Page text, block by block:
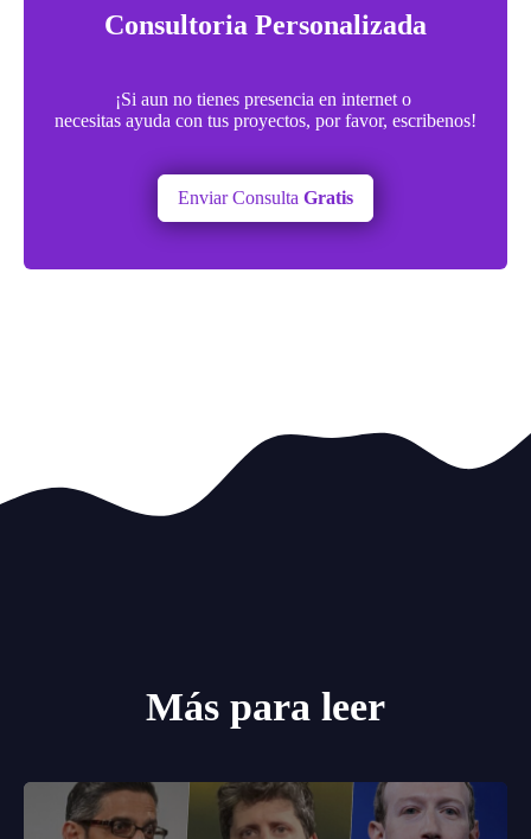
Consultoria Personalizada
¡Si aun no tienes presencia en internet o
necesitas ayuda con tus proyectos, por favor, escribenos!
Enviar Consulta Gratis
Más para leer